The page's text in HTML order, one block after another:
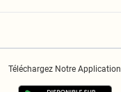
Téléchargez Notre Application